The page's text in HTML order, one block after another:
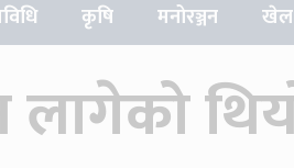
कृषि मनोरञ्जन खेल
लागेको